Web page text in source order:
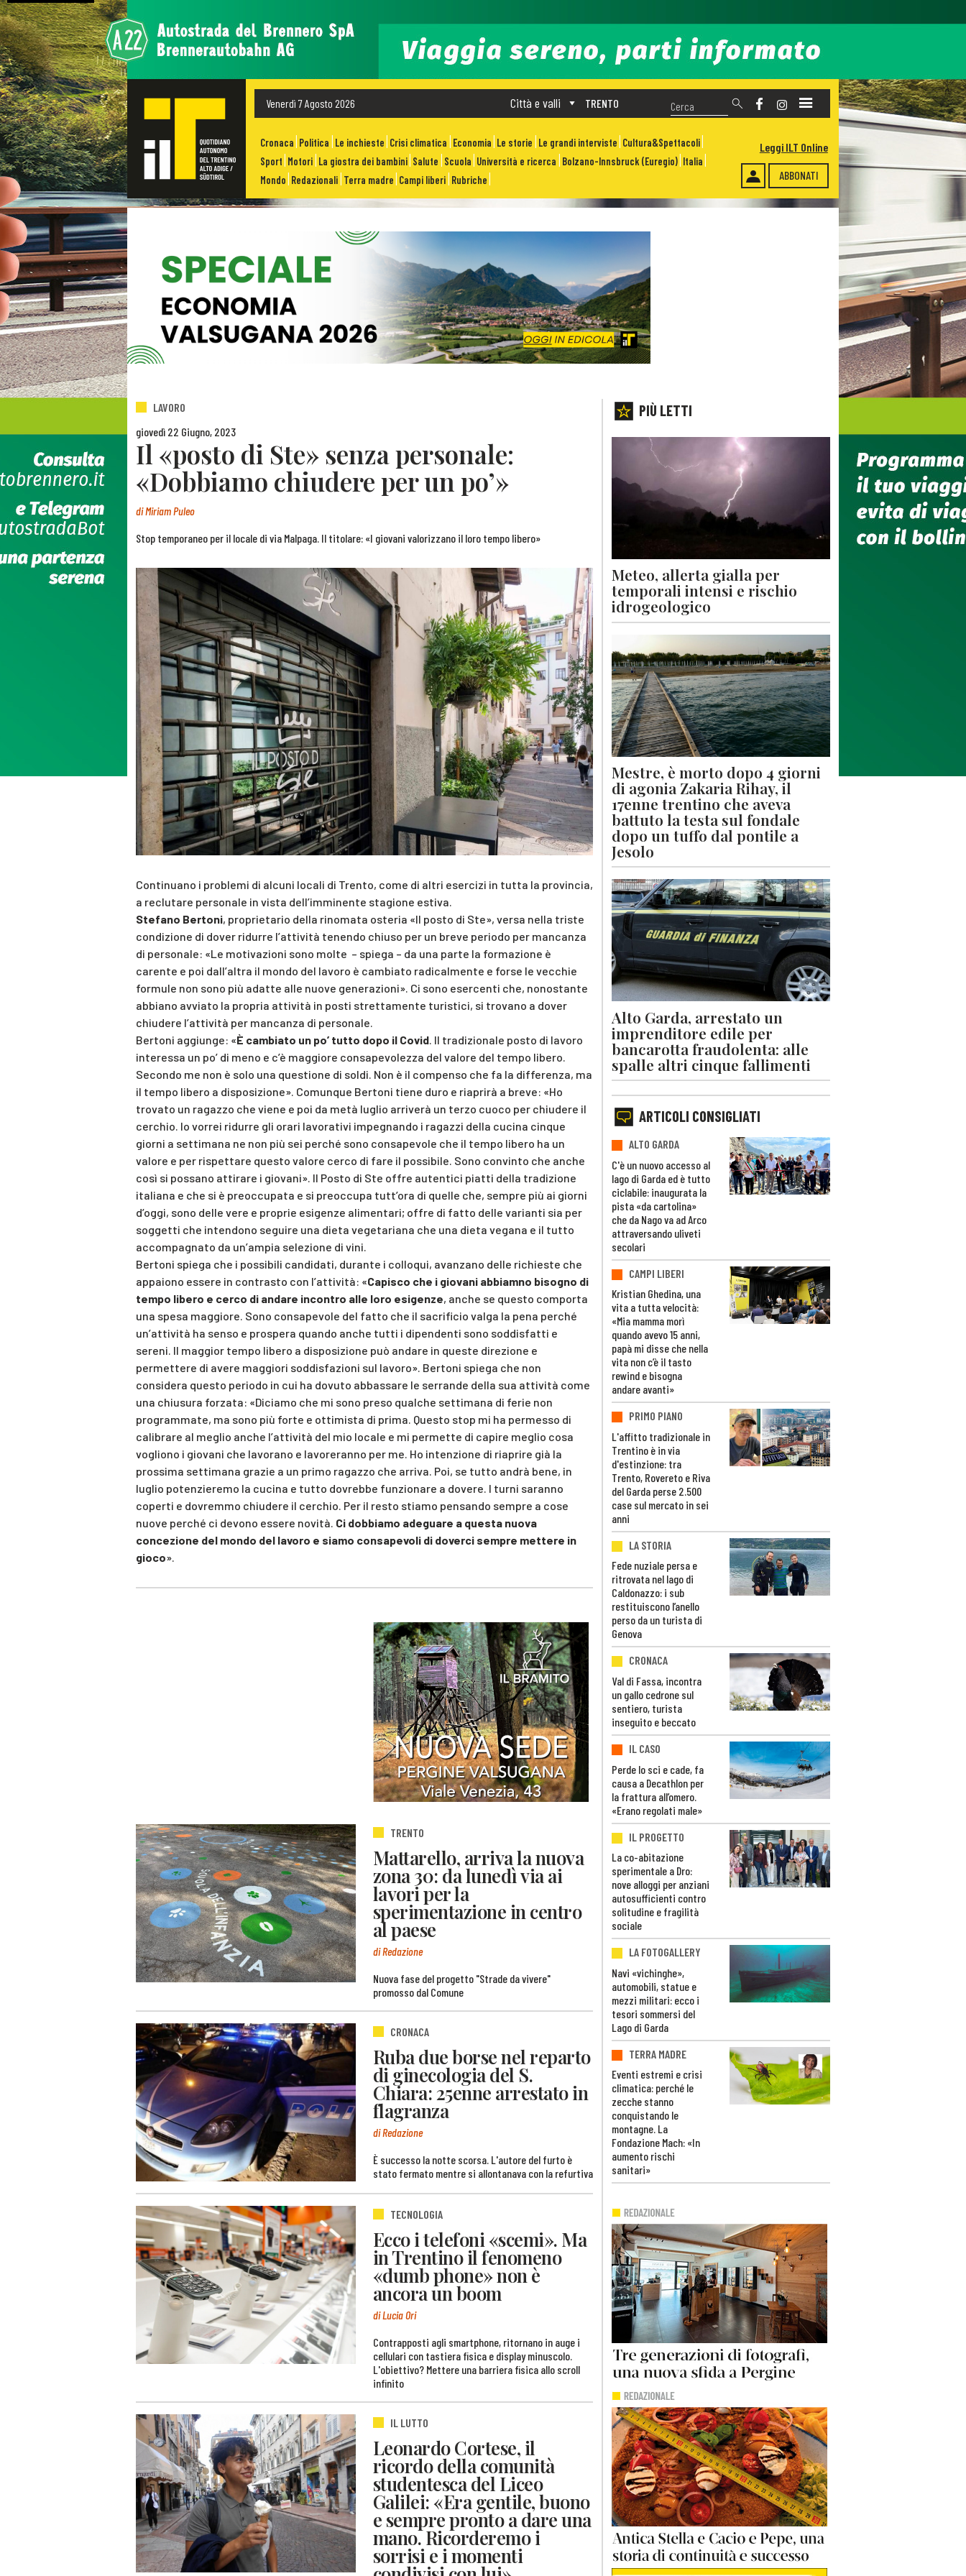
Venerdì 7 Agosto 2026 TRENTO
Città e valli
Cronaca Politica Le inchieste Crisi climatica Economia Le storie Le grandi interviste Cultura&Spettacoli
Sport Motori La giostra dei bambini Salute Scuola Università e ricerca Bolzano-Innsbruck (Euregio) Italia
Mondo Redazionali Terra madre Campi liberi Rubriche ABBONATI
Leggi ILT Online
LAVORO
giovedì 22 Giugno, 2023
Il «posto di Ste» senza personale:
«Dobbiamo chiudere per un po’»
diMiriam Puleo
Stop temporaneo per il locale di via Malpaga. Il titolare: «I giovani valorizzano il loro tempo libero»
Continuano i problemi di alcuni locali di Trento, come di altri esercizi in tutta la provincia,
a reclutare personale in vista dell’imminente stagione estiva.
Stefano Bertoni, proprietario della rinomata osteria «Il posto di Ste», versa nella triste
condizione di dover ridurre l’attività tenendo chiuso per un breve periodo per mancanza
di personale: «Le motivazioni sono molte – spiega – da una parte la formazione è
carente e poi dall’altra il mondo del lavoro è cambiato radicalmente e forse le vecchie
formule non sono più adatte alle nuove generazioni». Ci sono esercenti che, nonostante
abbiano avviato la propria attività in posti strettamente turistici, si trovano a dover
chiudere l’attività per mancanza di personale.
Bertoni aggiunge: «È cambiato un po’ tutto dopo il Covid. Il tradizionale posto di lavoro
interessa un po’ di meno e c’è maggiore consapevolezza del valore del tempo libero.
Secondo me non è solo una questione di soldi. Non è il compenso che fa la differenza, ma
il tempo libero a disposizione». Comunque Bertoni tiene duro e riaprirà a breve: «Ho
trovato un ragazzo che viene e poi da metà luglio arriverà un terzo cuoco per chiudere il
cerchio. Io vorrei ridurre gli orari lavorativi impegnando i ragazzi della cucina cinque
giorni a settimana ne non più sei perché sono consapevole che il tempo libero ha un
valore e per rispettare questo valore cerco di fare il possibile. Sono convinto che anche
così si possano attirare i giovani». Il Posto di Ste offre autentici piatti della tradizione
italiana e che si è preoccupata e si preoccupa tutt’ora di quelle che, sempre più ai giorni
d’oggi, sono delle vere e proprie esigenze alimentari; offre di fatto delle varianti sia per
soggetti che intendono seguire una dieta vegetariana che una dieta vegana e il tutto
accompagnato da un’ampia selezione di vini.
Bertoni spiega che i possibili candidati, durante i colloqui, avanzano delle richieste che
appaiono essere in contrasto con l’attività: «Capisco che i giovani abbiamno bisogno di
tempo libero e cerco di andare incontro alle loro esigenze, anche se questo comporta
una spesa maggiore. Sono consapevole del fatto che il sacrificio valga la pena perché
un’attività ha senso e prospera quando anche tutti i dipendenti sono soddisfatti e
sereni. Il maggior tempo libero a disposizione può andare in queste direzione e
permettere di avere maggiori soddisfazioni sul lavoro». Bertoni spiega che non
considera questo periodo in cui ha dovuto abbassare le serrande della sua attività come
una chiusura forzata: «Diciamo che mi sono preso qualche settimana di ferie non
programmate, ma sono più forte e ottimista di prima. Questo stop mi ha permesso di
calibrare al meglio anche l’attività del mio locale e mi permette di capire meglio cosa
vogliono i giovani che lavorano e lavoreranno per me. Ho intenzione di riaprire già la
prossima settimana grazie a un primo ragazzo che arriva. Poi, se tutto andrà bene, in
luglio potenzieremo la cucina e tutto dovrebbe funzionare a dovere. I turni saranno
coperti e dovremmo chiudere il cerchio. Per il resto stiamo pensando sempre a cose
nuove perché ci devono essere novità. Ci dobbiamo adeguare a questa nuova
concezione del mondo del lavoro e siamo consapevoli di doverci sempre mettere in
gioco».
TRENTO
Mattarello, arriva la nuova
zona 30: da lunedì via ai
lavori per la
sperimentazione in centro
al paese
di Redazione
Nuova fase del progetto "Strade da vivere"
promosso dal Comune
CRONACA
Ruba due borse nel reparto
di ginecologia del S.
Chiara: 25enne arrestato in
flagranza
di Redazione
È successo la notte scorsa. L'autore del furto è
stato fermato mentre si allontanava con la refurtiva
TECNOLOGIA
Ecco i telefoni «scemi». Ma
in Trentino il fenomeno
«dumb phone» non è
ancora un boom
di Lucia Ori
Contrapposti agli smartphone, ritornano in auge i
cellulari con tastiera fisica e display minuscolo.
L'obiettivo? Mettere una barriera fisica allo scroll
infinito
IL LUTTO
Leonardo Cortese, il
ricordo della comunità
studentesca del Liceo
Galilei: «Era gentile, buono
e sempre pronto a dare una
mano. Ricorderemo i
sorrisi e i momenti
PIÙ LETTI
Meteo, allerta gialla per
temporali intensi e rischio
idrogeologico
Mestre, è morto dopo 4 giorni
di agonia Zakaria Rihay, il
17enne trentino che aveva
battuto la testa sul fondale
dopo un tuffo dal pontile a
Jesolo
Alto Garda, arrestato un
imprenditore edile per
bancarotta fraudolenta: alle
spalle altri cinque fallimenti
ARTICOLI CONSIGLIATI
ALTO GARDA
C'è un nuovo accesso al
lago di Garda ed è tutto
ciclabile: inaugurata la
pista «da cartolina»
che da Nago va ad Arco
attraversando uliveti
secolari
CAMPI LIBERI
Kristian Ghedina, una
vita a tutta velocità:
«Mia mamma morì
quando avevo 15 anni,
papà mi disse che nella
vita non c’è il tasto
rewind e bisogna
andare avanti»
PRIMO PIANO
L'affitto tradizionale in
Trentino è in via
d'estinzione: tra
Trento, Rovereto e Riva
del Garda perse 2.500
case sul mercato in sei
anni
LA STORIA
Fede nuziale persa e
ritrovata nel lago di
Caldonazzo: i sub
restituiscono l’anello
perso da un turista di
Genova
CRONACA
Val di Fassa, incontra
un gallo cedrone sul
sentiero, turista
inseguito e beccato
IL CASO
Perde lo sci e cade, fa
causa a Decathlon per
la frattura all’omero.
«Erano regolati male»
IL PROGETTO
La co-abitazione
sperimentale a Dro:
nove alloggi per anziani
autosufficienti contro
solitudine e fragilità
sociale
LA FOTOGALLERY
Navi «vichinghe»,
automobili, statue e
mezzi militari: ecco i
tesori sommersi del
Lago di Garda
TERRA MADRE
Eventi estremi e crisi
climatica: perché le
zecche stanno
conquistando le
montagne. La
Fondazione Mach: «In
aumento rischi
sanitari»